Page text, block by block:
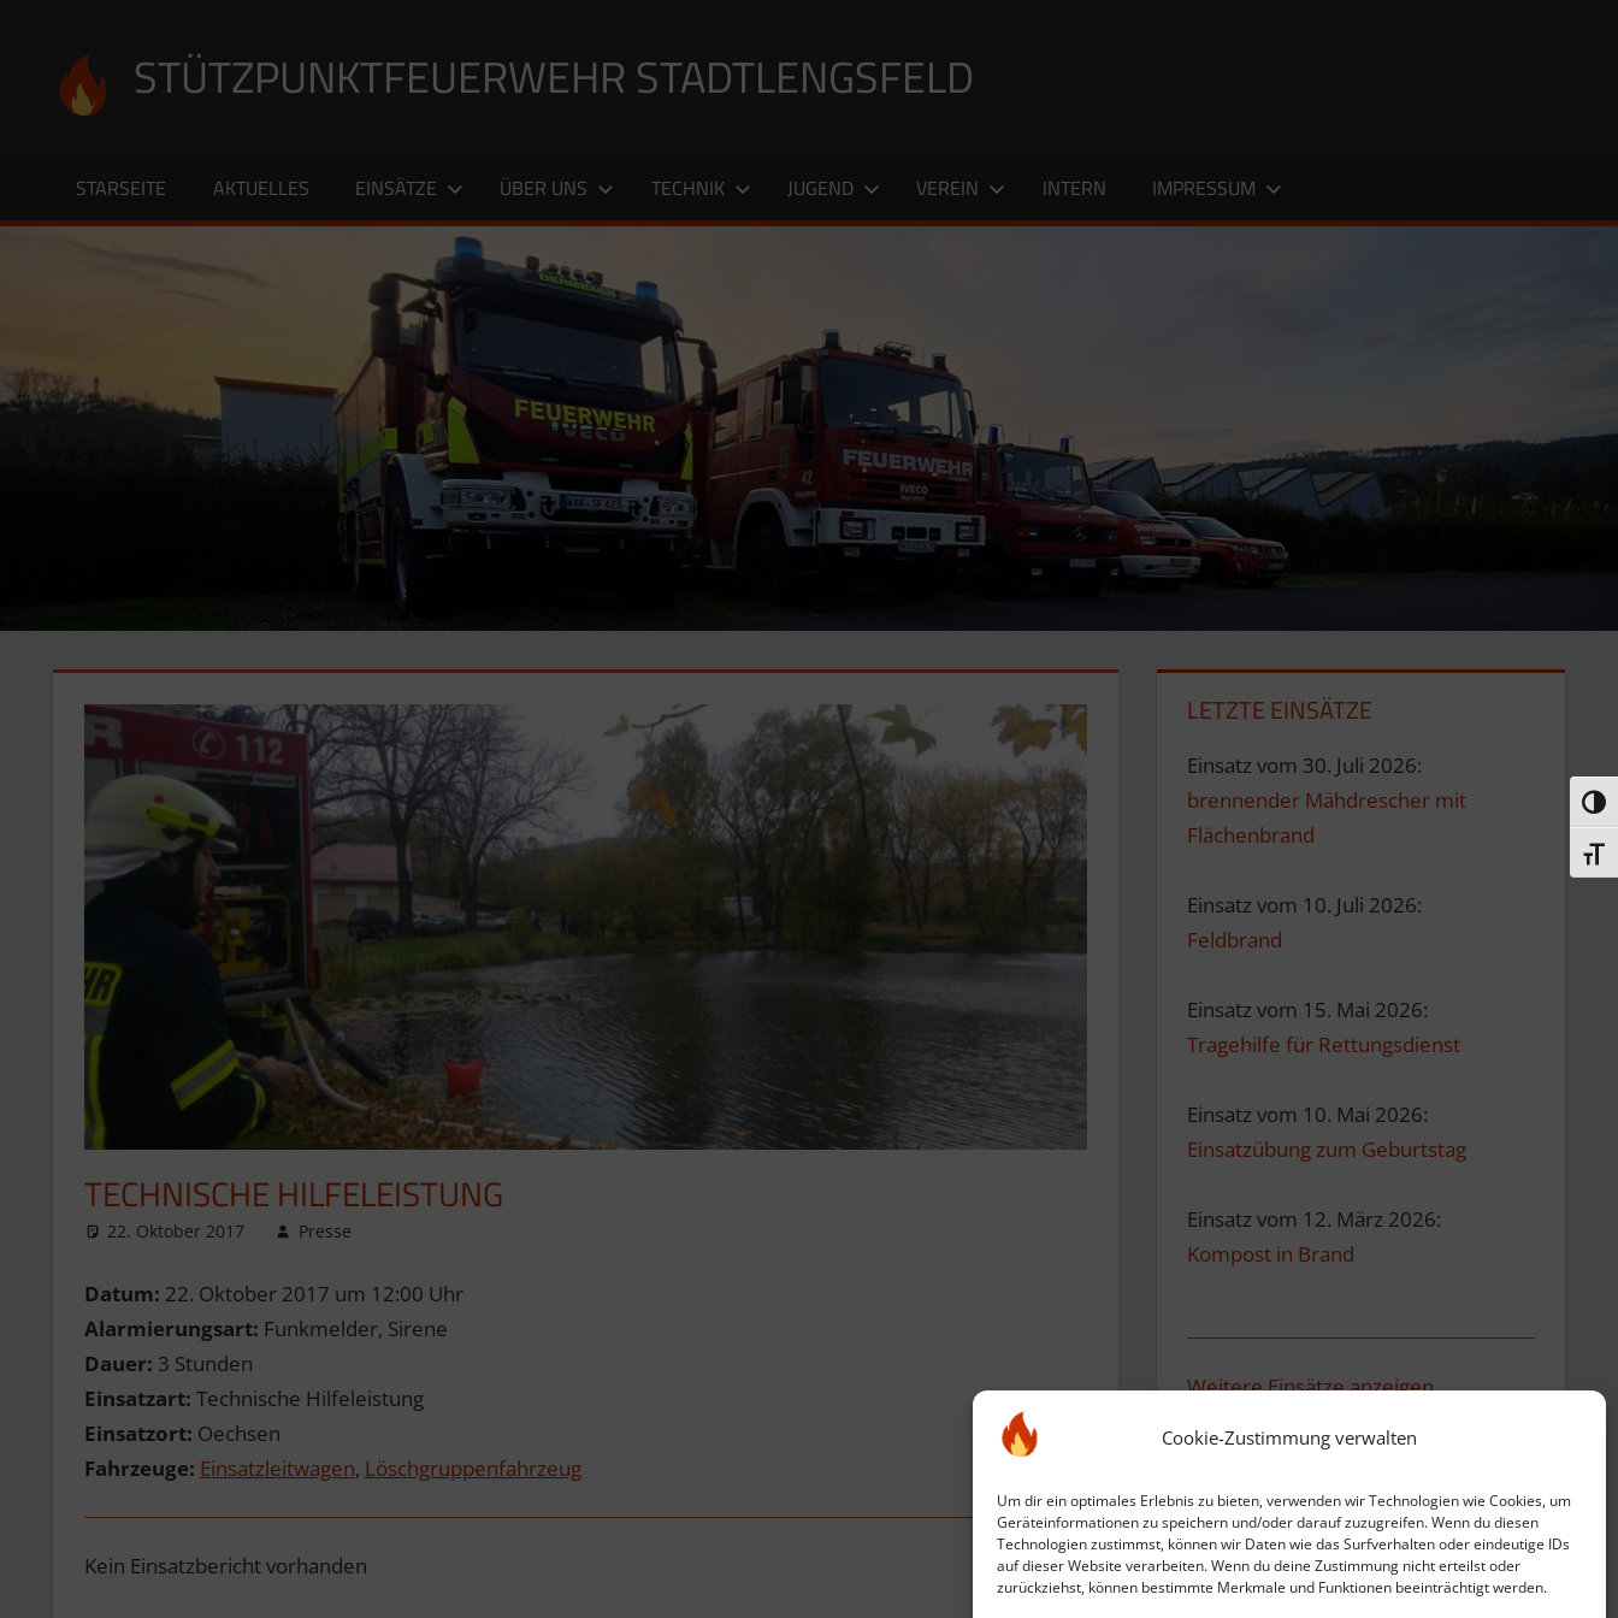
Cookie-Zustimmung verwalten
Um dir ein optimales Erlebnis zu bieten, verwenden wir Technologien wie Cookies, um
Geräteinformationen zu speichern und/oder darauf zuzugreifen. Wenn du diesen
Technologien zustimmst, können wir Daten wie das Surfverhalten oder eindeutige IDs
auf dieser Website verarbeiten. Wenn du deine Zustimmung nicht erteilst oder
zurückziehst, können bestimmte Merkmale und Funktionen beeinträchtigt werden.
springen
STÜTZPUNKTFEUERWEHR STADTLENGSFELD
STARSEITE AKTUELLES EINSÄTZE ÜBER UNS TECHNIK JUGEND VEREIN INTERN IMPRESSUM
TECHNISCHE HILFELEISTUNG
22. Oktober 2017 Presse
Datum: 22. Oktober 2017 um 12:00 Uhr
Alarmierungsart: Funkmelder, Sirene
Dauer: 3 Stunden
Einsatzart: Technische Hilfeleistung
Einsatzort: Oechsen
Fahrzeuge: Einsatzleitwagen, Löschgruppenfahrzeug
Kein Einsatzbericht vorhanden
LETZTE EINSÄTZE
Einsatz vom 30. Juli 2026:
brennender Mähdrescher mit
Flächenbrand
Einsatz vom 10. Juli 2026:
Feldbrand
Einsatz vom 15. Mai 2026:
Tragehilfe für Rettungsdienst
Einsatz vom 10. Mai 2026:
Einsatzübung zum Geburtstag
Einsatz vom 12. März 2026:
Kompost in Brand
Weitere Einsätze anzeigen